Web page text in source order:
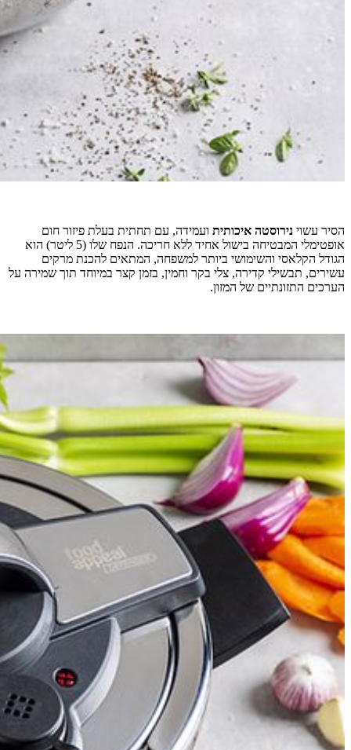
הסיר עשוי נירוסטה איכותית ועמידה, עם תחתית בעלת פיזור חום
אופטימלי המבטיחה בישול אחיד ללא חריכה. הנפח שלו (5 ליטר) הוא
הגודל הקלאסי והשימושי ביותר למשפחה, המתאים להכנת מרקים
עשירים, תבשילי קדירה, צלי בקר וחמין, בזמן קצר במיוחד תוך שמירה על
הערכים התזונתיים של המזון.